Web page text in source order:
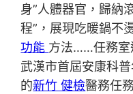
身”人體器官，歸納
程”，展現吃暖鍋不
功能 方法……任務室
武漢市首屆安康科
的新竹 健檢醫務任